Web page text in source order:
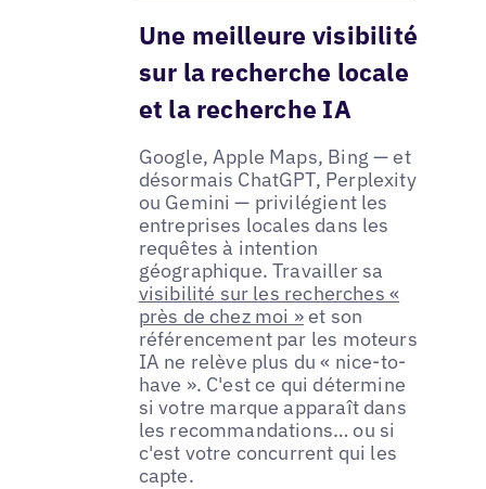
Une meilleure visibilité
sur la recherche locale
et la recherche IA
Google, Apple Maps, Bing — et
désormais ChatGPT, Perplexity
ou Gemini — privilégient les
entreprises locales dans les
requêtes à intention
géographique. Travailler sa
visibilité sur les recherches «
près de chez moi »et son
référencement par les moteurs
IA ne relève plus du « nice-to-
have ». C'est ce qui détermine
si votre marque apparaît dans
les recommandations… ou si
c'est votre concurrent qui les
capte.